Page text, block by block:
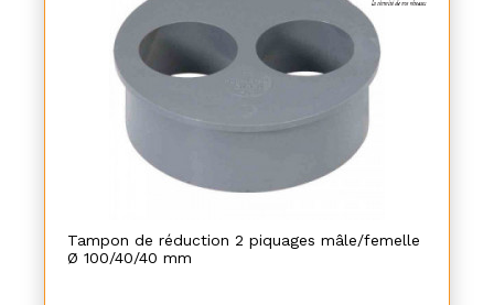
Tampon de réduction 2 piquages mâle/femelle
Ø 100/40/40 mm